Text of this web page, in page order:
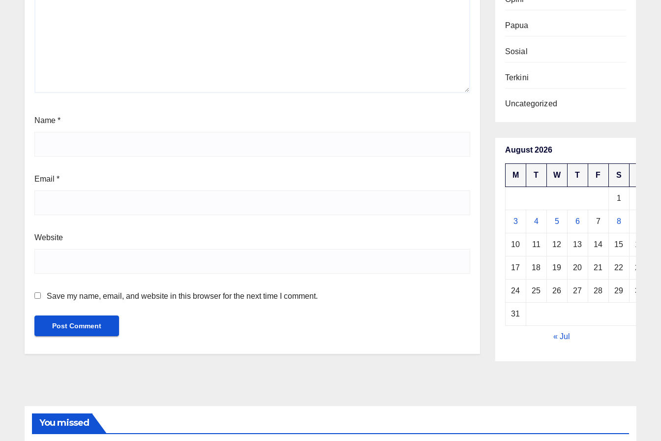
Name *
Email *
Website
Save my name, email, and website in this browser for the next time I comment.
Papua
Sosial
Terkini
Uncategorized
August 2026
M T W T F S
1
3 4 5 6 7 8
10 11 12 13 14 15 16
17 18 19 20 21 22 23
24 25 26 27 28 29 30
31
« Jul
You missed